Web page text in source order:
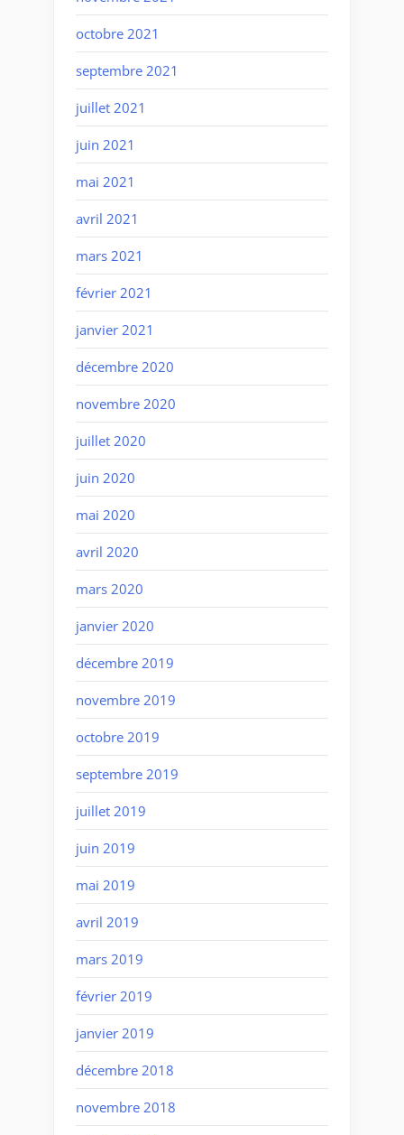
octobre 2021
septembre 2021
juillet 2021
juin 2021
mai 2021
avril 2021
mars 2021
février 2021
janvier 2021
décembre 2020
novembre 2020
juillet 2020
juin 2020
mai 2020
avril 2020
mars 2020
janvier 2020
décembre 2019
novembre 2019
octobre 2019
septembre 2019
juillet 2019
juin 2019
mai 2019
avril 2019
mars 2019
février 2019
janvier 2019
décembre 2018
novembre 2018